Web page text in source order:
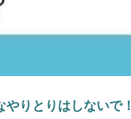
りとりはしないで！